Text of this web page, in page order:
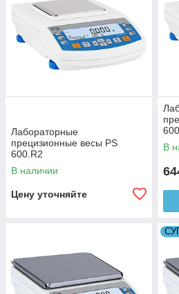
Лабораторные
прецизионные весы PS
600.R2
В наличии
Цену уточняйте
В